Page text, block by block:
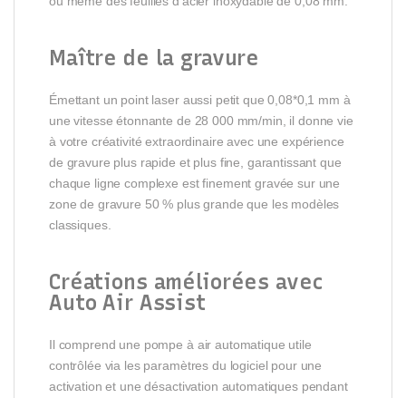
Maître de la gravure
Émettant un point laser aussi petit que 0,08*0,1 mm à
une vitesse étonnante de 28 000 mm/min, il donne vie
à votre créativité extraordinaire avec une expérience
de gravure plus rapide et plus fine, garantissant que
chaque ligne complexe est finement gravée sur une
zone de gravure 50 % plus grande que les modèles
classiques.
Créations améliorées avec
Auto Air Assist
Il comprend une pompe à air automatique utile
contrôlée via les paramètres du logiciel pour une
activation et une désactivation automatiques pendant